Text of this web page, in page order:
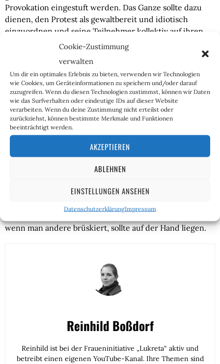
Cookie-Zustimmung
verwalten
Um dir ein optimales Erlebnis zu bieten, verwenden wir Technologien
wie Cookies, um Geräteinformationen zu speichern und/oder darauf
zuzugreifen. Wenn du diesen Technologien zustimmst, können wir Daten
wie das Surfverhalten oder eindeutige IDs auf dieser Website
verarbeiten. Wenn du deine Zustimmung nicht erteilst oder
zurückziehst, können bestimmte Merkmale und Funktionen
beeinträchtigt werden.
AKZEPTIEREN
ABLEHNEN
EINSTELLUNGEN ANSEHEN
DatenschutzerklärungImpressum
Provokation eingestuft werden. Das Ganze sollte dazu
dienen, den Protest als gewaltbereit und idiotisch
einzuordnen und seine Teilnehmer kollektiv auf ihren
eigenen GEZ-Kosten in die rechte Ecke zu drängen.
Immer wieder sehen wir also, wie der Aufruf zur
Solidarität gegen „Hass im Netz“ und „Hatespeech“ dazu
genutzt wird, sich als eigentlicher Täter und Denunziant
bei absehbarem Backflash selbst als Opfer zu inszenieren.
Und ja, diese Methode wird oftmals von Frauen genutzt,
da diese mit Bezichtigungen von #Sexismus versuchen,
jedwede Kritik am eigenen Vorgehen ins lächerliche zu
Im Netz und auch anderswo herrscht in Anbetracht des
Klimas häufig ein rauer Ton. Dass man in manchen Fällen
auf seine Wortwahl achten sollte, ist absolut richtig. Dass
jedoch auch mit Gegenwind gerechnet werden muss,
wenn man andere brüskiert, sollte auf der Hand liegen.
Reinhild Boßdorf
Reinhild ist bei der Fraueninitiative „Lukreta“ aktiv und
betreibt einen eigenen YouTube-Kanal. Ihre Themen sind